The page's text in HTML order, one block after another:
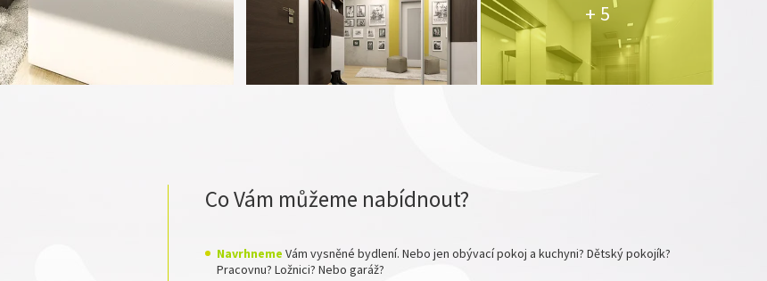
+ 5
Co Vám můžeme nabídnout?
Navrhneme Vám vysněné bydlení. Nebo jen obývací pokoj a kuchyni? Dětský pokojík?
Pracovnu? Ložnici? Nebo garáž?